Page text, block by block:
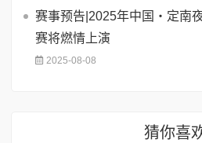
赛事预告|2025年中国・定南
赛将燃情上演
2025-08-08
猜你喜